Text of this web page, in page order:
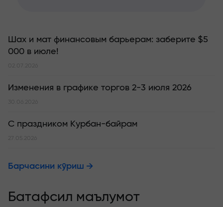
Шах и мат финансовым барьерам: заберите $5
000 в июле!
02.07.2026
Изменения в графике торгов 2-3 июля 2026
30.06.2026
С праздником Курбан-байрам
27.05.2026
Барчасини кўриш
Батафсил маълумот